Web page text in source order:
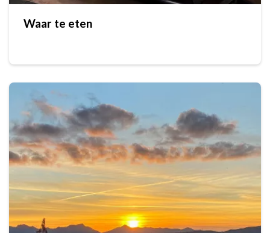
Waar te eten